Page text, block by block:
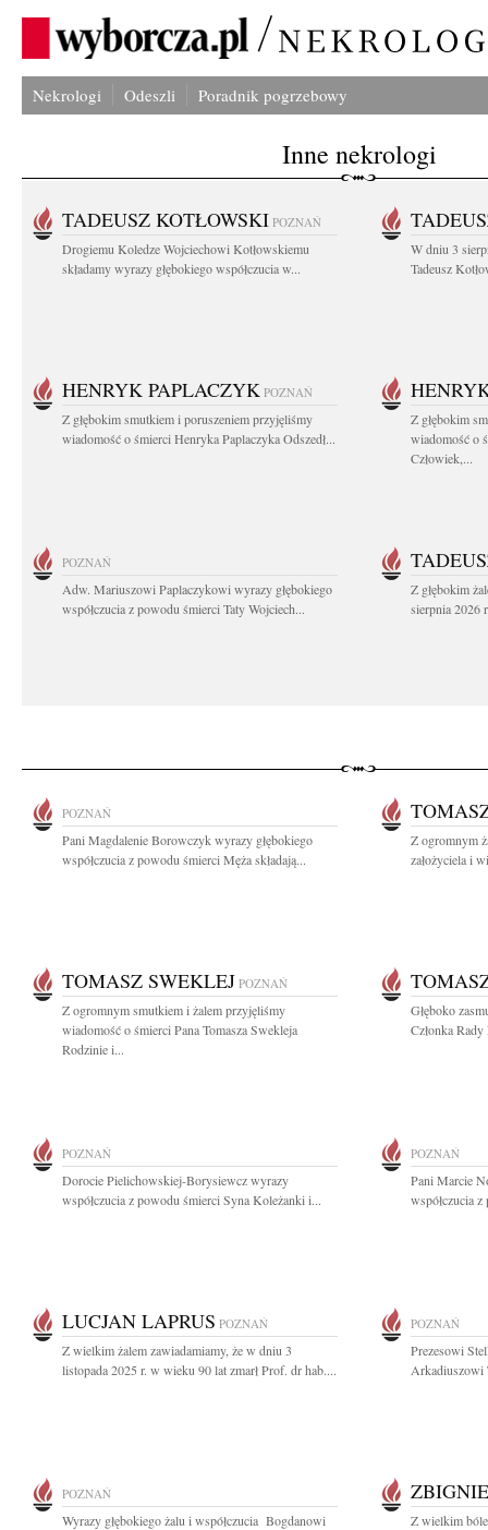
Nekrologi Odeszli Poradnik pogrzebowy
Inne nekrologi
TADEUSZ KOTŁOWSKI POZNAŃ
Drogiemu Koledze Wojciechowi Kotłowskiemu
składamy wyrazy głębokiego współczucia w...
W dniu 3
Tadeusz
HENRYK PAPLACZYK POZNAŃ
Z głębokim smutkiem i poruszeniem przyjęliśmy
wiadomość o śmierci Henryka Paplaczyka Odszedł...
Z głębokim
wiadomość o
Człowiek,...
POZNAŃ
Adw. Mariuszowi Paplaczykowi wyrazy głębokiego
współczucia z powodu śmierci Taty Wojciech...
Z głębokim
sierpnia 2026
POZNAŃ
Pani Magdalenie Borowczyk wyrazy głębokiego
współczucia z powodu śmierci Męża składają...
Z ogromnym
założyciela i
TOMASZ SWEKLEJ POZNAŃ
Z ogromnym smutkiem i żalem przyjęliśmy
wiadomość o śmierci Pana Tomasza Swekleja
Rodzinie i...
Głęboko
Członka
POZNAŃ
Dorocie Pielichowskiej-Borysiewcz wyrazy
współczucia z powodu śmierci Syna Koleżanki i...
POZNAŃ
Pani Marcie
współczucia
LUCJAN LAPRUS POZNAŃ
Z wielkim żalem zawiadamiamy, że w dniu 3
listopada 2025 r. w wieku 90 lat zmarł Prof. dr hab....
POZNAŃ
Prezesowi
Arkadiuszowi
POZNAŃ
Wyrazy głębokiego żalu i współczucia Bogdanowi
Z wielkim